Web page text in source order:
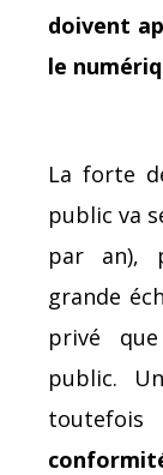
doivent
le
La forte
public va
par an),
grande
privé
public.
toutefois